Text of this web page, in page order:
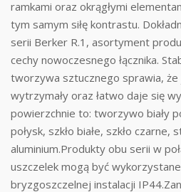
ramkami oraz okrągłymi
tym samym siłę kontrastu.
serii Berker R.1, asortyment
cechy nowoczesnego łącznika.
tworzywa sztucznego sprawia, że
wytrzymały oraz łatwo daje się
powierzchnie to: tworzywo biały
połysk, szkło białe, szkło czarne,
aluminium.Produkty obu serii w
uszczelek mogą być
bryzgoszczelnej instalacji